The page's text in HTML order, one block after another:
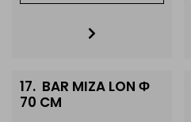
17. BAR MIZA LON Φ
70 CM